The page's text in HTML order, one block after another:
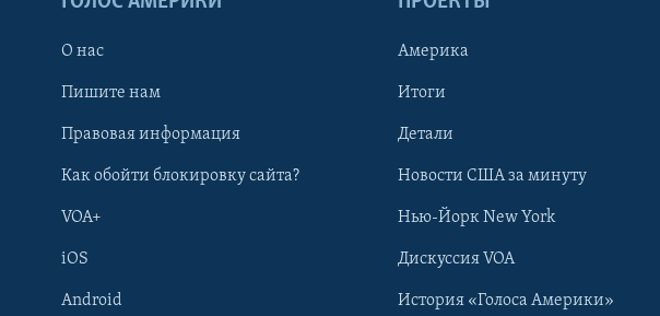
О нас
Пишите нам
Правовая информация
Как обойти блокировку сайта?
VOA+
iOS
Android
Америка
Итоги
Детали
Новости США за минуту
Нью-Йорк New York
Дискуссия VOA
История «Голоса Америки»